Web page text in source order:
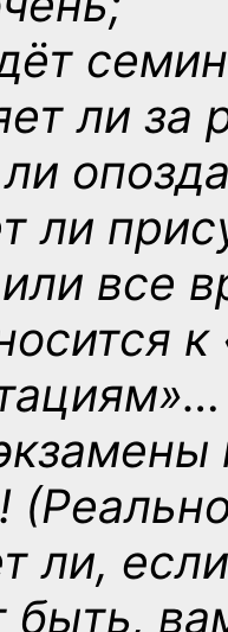
ли за
ли
все
…
ли,